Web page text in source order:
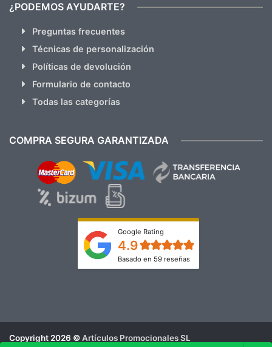
¿PODEMOS AYUDARTE?
Preguntas frecuentes
Técnicas de personalización
Políticas de devolución
Formulario de contacto
Todas las categorías
COMPRA SEGURA GARANTIZADA
Google Rating
4.9
Basado en 59 reseñas
Copyright 2026 ©Artículos Promocionales SL